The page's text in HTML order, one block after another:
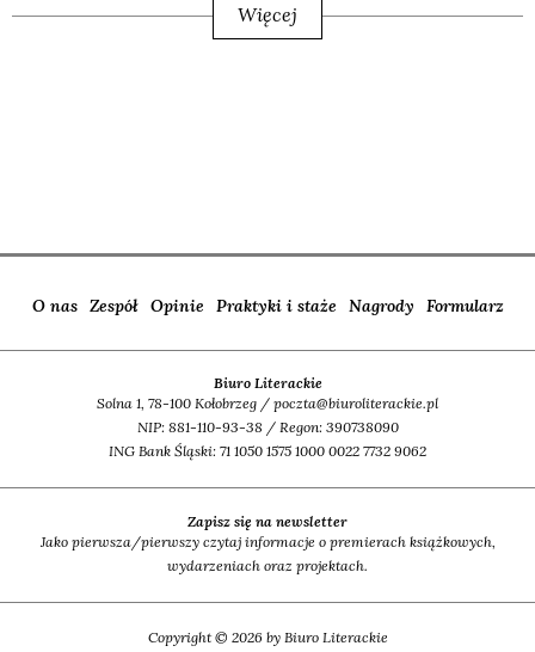
Więcej
O nas Zespół Opinie Praktyki i staże Nagrody Formularz
Biuro Literackie
Solna 1, 78-100 Kołobrzeg / poczta@biuroliterackie.pl
NIP: 881-110-93-38 / Regon: 390738090
ING Bank Śląski: 71 1050 1575 1000 0022 7732 9062
Zapisz się na newsletter
Jako pierwsza/pierwszy czytaj informacje o premierach książkowych,
wydarzeniach oraz projektach.
Copyright © 2026 by Biuro Literackie